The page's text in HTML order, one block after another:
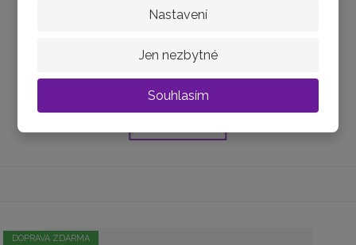
Nastavení
Jen nezbytné
Souhlasím
Bílé zlato prsten se zirkony
skladem
od10 010 Kč
DOPRAVA ZDARMA